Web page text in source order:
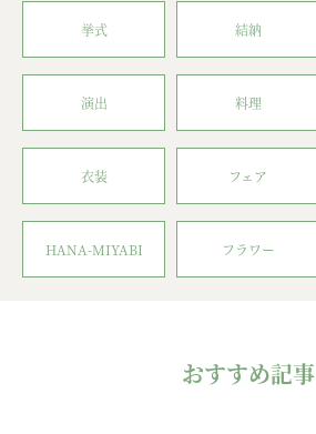
挙式 結納
演出 料理
衣装 フェア
HANA-MIYABI フラワー
おすすめ記事